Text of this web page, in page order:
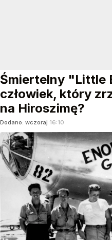
Śmiertelny "Little
człowiek, który
na Hiroszimę?
Dodano: wczoraj 16:10